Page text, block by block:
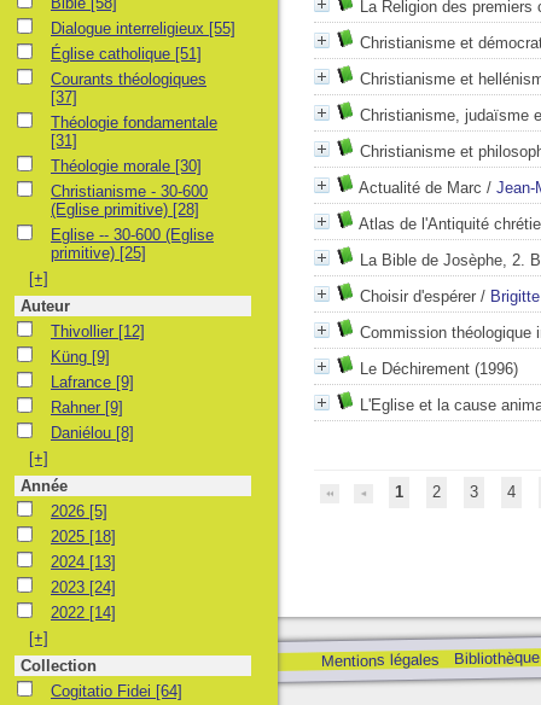
La Religion des premiers
Christianisme et
Christianisme et
Christianisme, judaïsme
Christianisme et
Actualité de Marc / Jean-
Atlas de l'Antiquité
La Bible de Josèphe, 2.
Choisir d'espérer /
Commission théologique
Le Déchirement (1996)
L'Eglise et la cause
1 2 3 4
Mentions légales
Dialogue interreligieux
Dialogue interreligieux [55]
Église catholique
Église catholique [51]
Courants théologiques
Courants théologiques
[37]
Théologie fondamentale
Théologie fondamentale
[31]
Théologie morale
Théologie morale [30]
Christianisme - 30-600 (Eglise primitive)
Christianisme - 30-600
(Eglise primitive) [28]
Eglise -- 30-600 (Eglise primitive)
Eglise -- 30-600 (Eglise
primitive) [25]
[+]
Auteur
ThivollierThivollier [12]
KüngKüng [9]
LafranceLafrance [9]
RahnerRahner [9]
DaniélouDaniélou [8]
[+]
Année
2026 2026 [5]
2025 2025 [18]
2024 2024 [13]
2023 2023 [24]
2022 2022 [14]
[+]
Collection
Cogitatio Fidei
Cogitatio Fidei [64]